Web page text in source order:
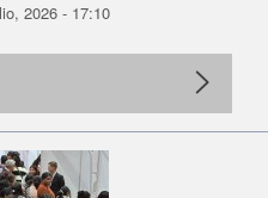
2026 - 17:10